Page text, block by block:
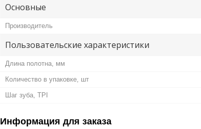
Основные
Производитель
Пользовательские характеристики
Длина полотна, мм
Количество в упаковке, шт
Шаг зуба, TPI
Информация для заказа